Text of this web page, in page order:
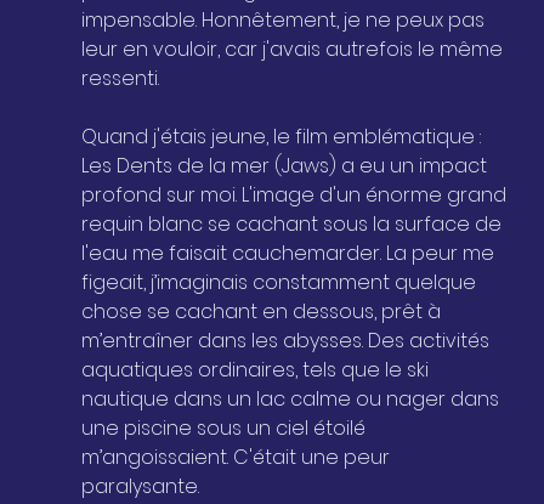
impensable. Honnêtement, je ne peux pas
leur en vouloir, car j'avais autrefois le même
ressenti.
Quand j'étais jeune, le film emblématique :
Les Dents de la mer (Jaws) a eu un impact
profond sur moi. L'image d'un énorme grand
requin blanc se cachant sous la surface de
l'eau me faisait cauchemarder. La peur me
figeait, j’imaginais constamment quelque
chose se cachant en dessous, prêt à
m’entraîner dans les abysses. Des activités
aquatiques ordinaires, tels que le ski
nautique dans un lac calme ou nager dans
une piscine sous un ciel étoilé
m’angoissaient. C'était une peur
paralysante.